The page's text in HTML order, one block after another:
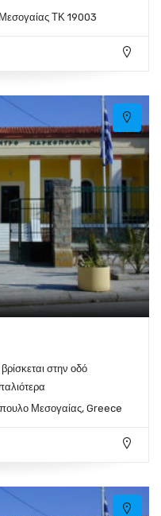
ΤΚ 19003
στην οδό
Μεσογαίας, Greece